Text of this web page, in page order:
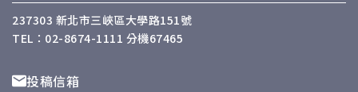
237303 新北市三峽區大學路151號
TEL：02-8674-1111 分機67465
投稿信箱